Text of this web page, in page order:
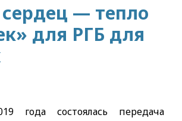
— тепло
для РГБ для
года состоялась передача